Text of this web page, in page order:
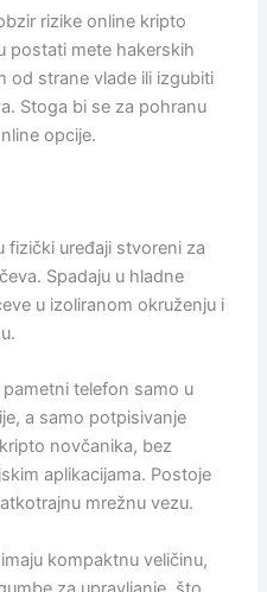
rizike online kripto
postati mete hakerskih
od strane vlade ili izgubiti
Stoga bi se za pohranu
opcije.
fizički uređaji stvoreni za
Spadaju u hladne
u izoliranom okruženju i
telefon samo u
a samo potpisivanje
novčanika, bez
aplikacijama. Postoje
mrežnu vezu.
kompaktnu veličinu,